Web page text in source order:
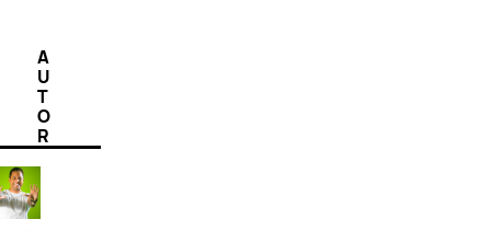
A
U
T
O
R